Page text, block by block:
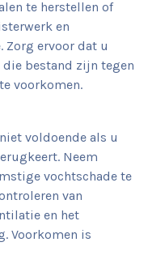
te herstellen of
en
Zorg ervoor dat u
bestand zijn tegen
voorkomen.
voldoende als u
Neem
vochtschade te
van
en het
Voorkomen is